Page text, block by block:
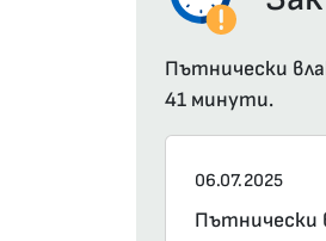
Пътнически
41 минути.
06.07.2025
Пътнически